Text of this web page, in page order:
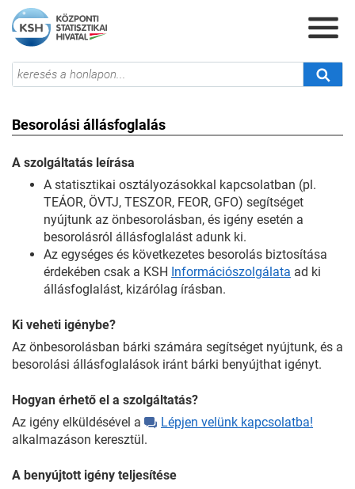
Besorolási állásfoglalás
A szolgáltatás leírása
A statisztikai osztályozásokkal kapcsolatban (pl.
TEÁOR, ÖVTJ, TESZOR, FEOR, GFO) segítséget
nyújtunk az önbesorolásban, és igény esetén a
besorolásról állásfoglalást adunk ki.
Az egységes és következetes besorolás biztosítása
érdekében csak a KSH Információszolgálata ad ki
állásfoglalást, kizárólag írásban.
Ki veheti igénybe?
Az önbesorolásban bárki számára segítséget nyújtunk, és a
besorolási állásfoglalások iránt bárki benyújthat igényt.
Hogyan érhető el a szolgáltatás?
Az igény elküldésével a
Lépjen velünk kapcsolatba!
alkalmazáson keresztül.
A benyújtott igény teljesítése